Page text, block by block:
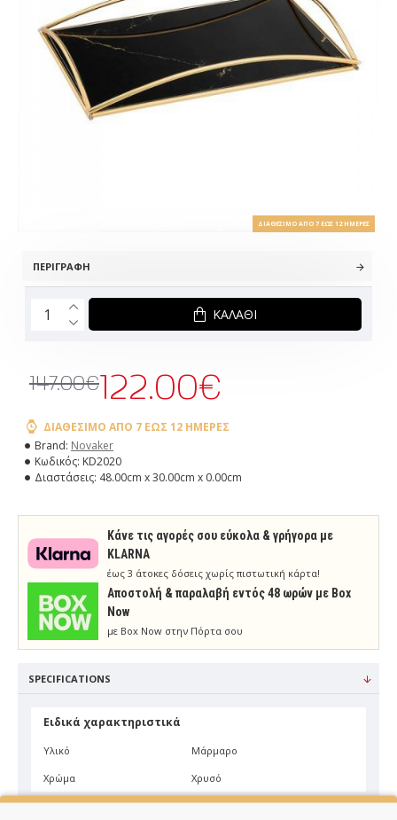
ΔΙΑΘΈΣΙΜΟ ΑΠΌ 7 ΈΩΣ 12 ΗΜΈΡΕΣ
ΠΕΡΙΓΡΑΦΉ
ΔΙΑΘΈΣΙΜΟ ΑΠΌ 7 ΈΩΣ 12 ΗΜΈΡΕΣ
Brand: Novaker
Κωδικός: KD2020
Διαστάσεις: 48.00cm x 30.00cm x 0.00cm
122.00€
147.00€
ΚΑΛΆΘΙ
Κάνε τις αγορές σου εύκολα & γρήγορα με
KLARNA
έως 3 άτοκες δόσεις χωρίς πιστωτική κάρτα!
Aποστολή & παραλαβή εντός 48 ωρών με Box
Now
με Box Now στην Πόρτα σου
SPECIFICATIONS
Ειδικά χαρακτηριστικά
Υλικό Μάρμαρο
Χρώμα Χρυσό